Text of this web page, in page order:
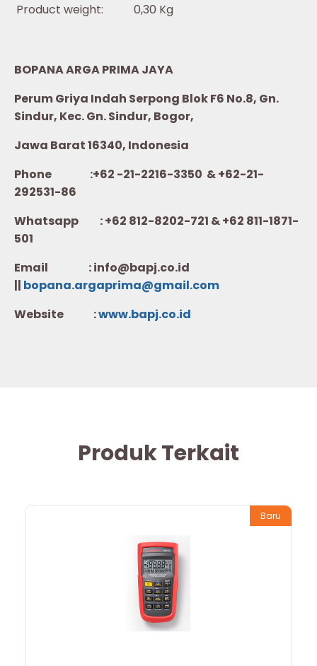
Product weight: 0,30 Kg
BOPANA ARGA PRIMA JAYA
Perum Griya Indah Serpong Blok F6 No.8, Gn.
Sindur, Kec. Gn. Sindur, Bogor,
Jawa Barat 16340, Indonesia
Phone :+62 -21-2216-3350 & +62-21-
292531-86
Whatsapp :+62 812-8202-721 & +62 811-1871-
501
Email : info@bapj.co.id
|| bopana.argaprima@gmail.com
Website :www.bapj.co.id
Produk Terkait
Baru